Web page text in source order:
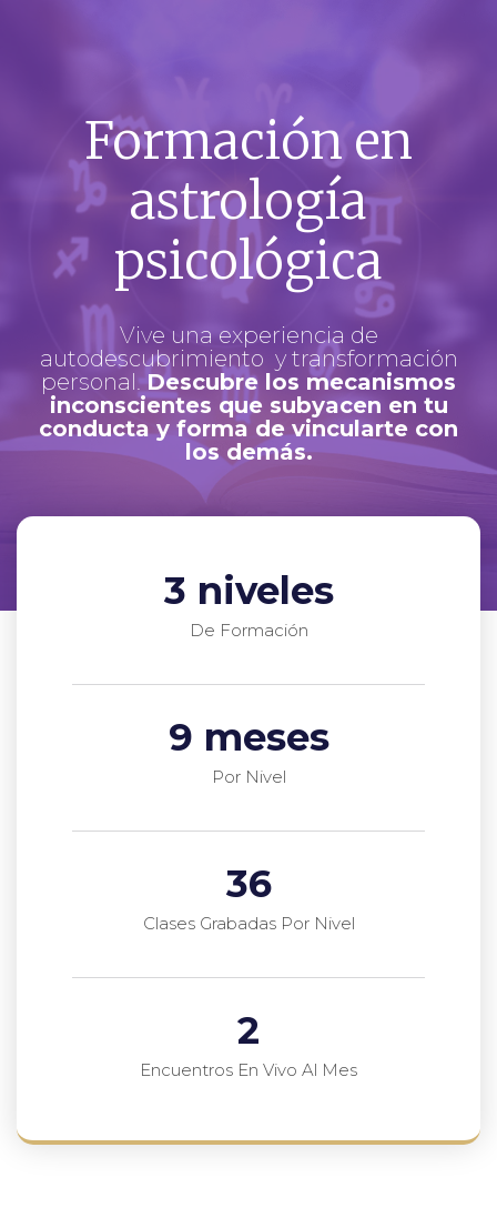
Formación en
astrología
psicológica
Vive una experiencia de
autodescubrimiento y transformación
personal.Descubre los mecanismos
inconscientes que subyacen en tu
conducta y forma de vincularte con
los demás.
3 niveles
De Formación
9 meses
Por Nivel
36
Clases Grabadas Por Nivel
2
Encuentros En Vivo Al Mes